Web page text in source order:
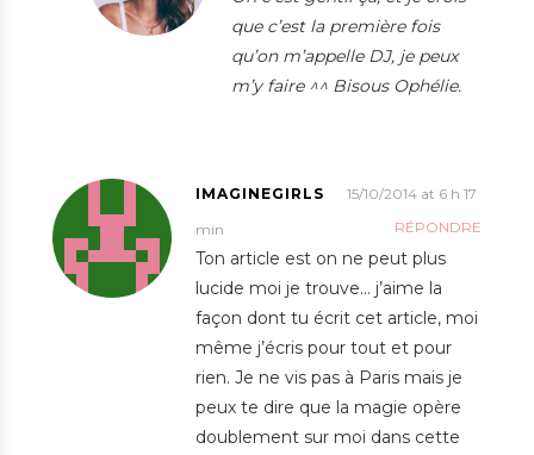
que c’est la première fois
qu’on m’appelle DJ, je peux
m’y faire ^^ Bisous Ophélie.
IMAGINEGIRLS
15/10/2014 at 6 h 17
min
RÉPONDRE
Ton article est on ne peut plus
lucide moi je trouve… j’aime la
façon dont tu écrit cet article, moi
même j’écris pour tout et pour
rien. Je ne vis pas à Paris mais je
peux te dire que la magie opère
doublement sur moi dans cette